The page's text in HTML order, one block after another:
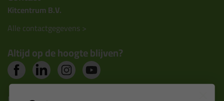
Kitcentrum B.V.
Alle contactgegevens >
Altijd op de hoogte blijven?